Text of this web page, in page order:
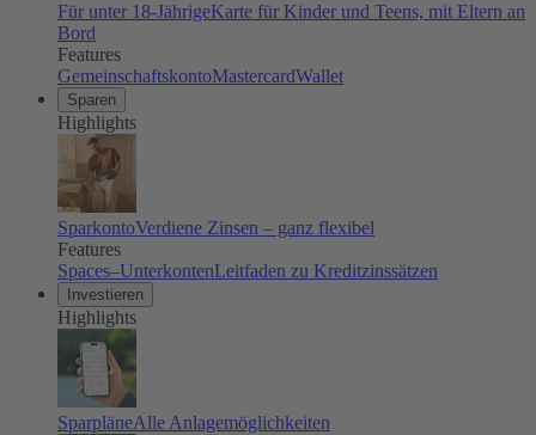
Für unter 18-JährigeKarte für Kinder und Teens, mit Eltern an
Bord
Features
GemeinschaftskontoMastercardWallet
Sparen
Highlights
SparkontoVerdiene Zinsen – ganz flexibel
Features
Spaces–UnterkontenLeitfaden zu Kreditzinssätzen
Investieren
Highlights
SparpläneAlle Anlagemöglichkeiten